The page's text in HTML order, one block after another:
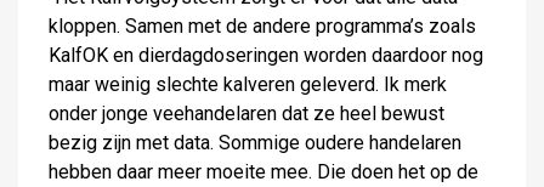
kloppen. Samen met de andere programma’s zoals
KalfOK en dierdagdoseringen worden daardoor nog
maar weinig slechte kalveren geleverd. Ik merk
onder jonge veehandelaren dat ze heel bewust
bezig zijn met data. Sommige oudere handelaren
hebben daar meer moeite mee. Die doen het op de